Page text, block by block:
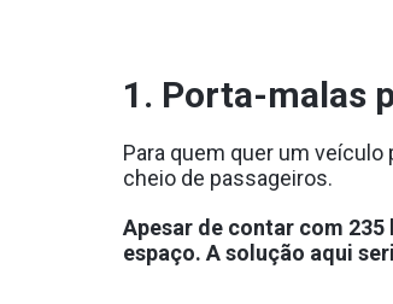
1. Porta-malas
Para quem quer um
cheio de passageiros.
Apesar de contar com
espaço. A solução aqui